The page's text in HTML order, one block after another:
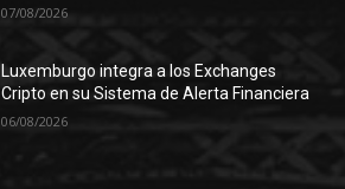
07/08/2026
Luxemburgo integra a los Exchanges
Cripto en su Sistema de Alerta Financiera
06/08/2026